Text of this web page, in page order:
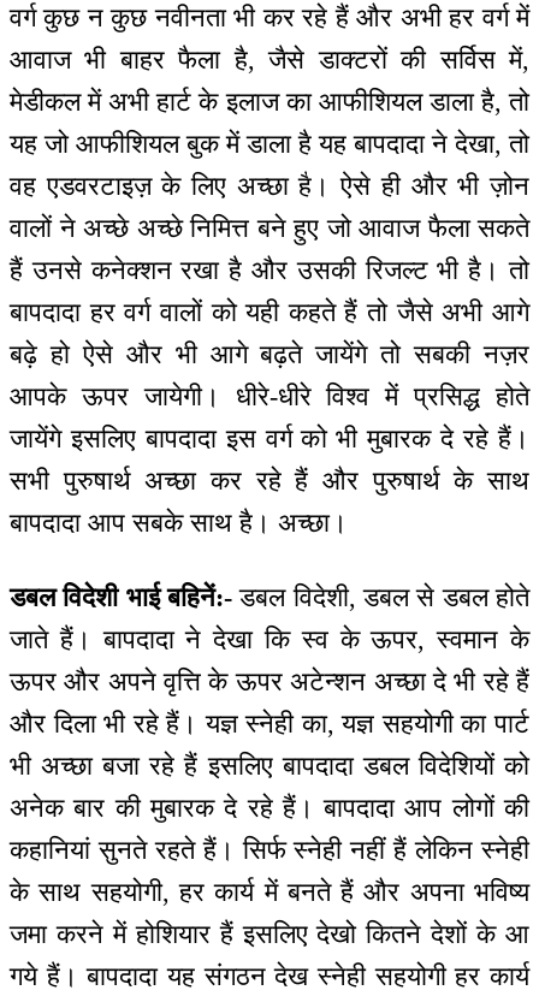
वर्ग कुछ न कुछ नवीनता भी कर रहे हैं और अभी हर वर्ग में
आवाज भी बाहर फैला है, जैसे डाक्टरों की सर्विस में,
मेडीकल में अभी हार्ट के इलाज का आफीशियल डाला है, तो
यह जो आफीशियल बुक में डाला है यह बापदादा ने देखा, तो
वह एडवरटाइज़ के लिए अच्छा है। ऐसे ही और भी ज़ोन
वालों ने अच्छे अच्छे निमित्त बने हुए जो आवाज फैला सकते
हैं उनसे कनेक्शन रखा है और उसकी रिजल्ट भी है। तो
बापदादा हर वर्ग वालों को यही कहते हैं तो जैसे अभी आगे
बढ़े हो ऐसे और भी आगे बढ़ते जायेंगे तो सबकी नज़र
आपके ऊपर जायेगी। धीरे-धीरे विश्व में प्रसिद्ध होते
जायेंगे इसलिए बापदादा इस वर्ग को भी मुबारक दे रहे हैं।
सभी पुरुषार्थ अच्छा कर रहे हैं और पुरुषार्थ के साथ
बापदादा आप सबके साथ है। अच्छा।
डबल विदेशी भाई बहिनें:- डबल विदेशी, डबल से डबल होते
जाते हैं। बापदादा ने देखा कि स्व के ऊपर, स्वमान के
ऊपर और अपने वृत्ति के ऊपर अटेन्शन अच्छा दे भी रहे हैं
और दिला भी रहे हैं। यज्ञ स्नेही का, यज्ञ सहयोगी का पार्ट
भी अच्छा बजा रहे हैं इसलिए बापदादा डबल विदेशियों को
अनेक बार की मुबारक दे रहे हैं। बापदादा आप लोगों की
कहानियां सुनते रहते हैं। सिर्फ स्नेही नहीं हैं लेकिन स्नेही
के साथ सहयोगी, हर कार्य में बनते हैं और अपना भविष्य
जमा करने में होशियार हैं इसलिए देखो कितने देशों के आ
गये हैं। बापदादा यह संगठन देख स्नेही सहयोगी हर कार्य